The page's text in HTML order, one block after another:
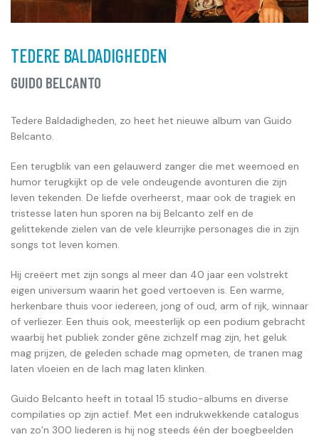
TEDERE BALDADIGHEDEN
GUIDO BELCANTO
Tedere Baldadigheden, zo heet het nieuwe album van Guido
Belcanto.
Een terugblik van een gelauwerd zanger die met weemoed en
humor terugkijkt op de vele ondeugende avonturen die zijn
leven tekenden. De liefde overheerst, maar ook de tragiek en
tristesse laten hun sporen na bij Belcanto zelf en de
gelittekende zielen van de vele kleurrijke personages die in zijn
songs tot leven komen.
Hij creëert met zijn songs al meer dan 40 jaar een volstrekt
eigen universum waarin het goed vertoeven is. Een warme,
herkenbare thuis voor iedereen, jong of oud, arm of rijk, winnaar
of verliezer. Een thuis ook, meesterlijk op een podium gebracht
waarbij het publiek zonder gêne zichzelf mag zijn, het geluk
mag prijzen, de geleden schade mag opmeten, de tranen mag
laten vloeien en de lach mag laten klinken.
Guido Belcanto heeft in totaal 15 studio-albums en diverse
compilaties op zijn actief. Met een indrukwekkende catalogus
van zo’n 300 liederen is hij nog steeds één der boegbeelden